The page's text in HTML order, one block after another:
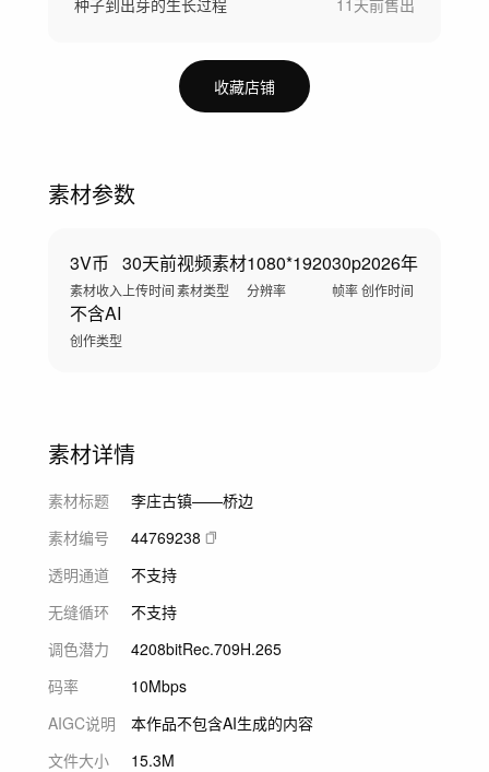
种子到出芽的生长过程 11天前售出
收藏店铺
素材参数
3V币
素材收入
30天前
上传时间
视频素材
素材类型
1080*1920
分辨率
30p
帧率
2026年
创作时间
不含AI
创作类型
素材详情
素材标题
李庄古镇——桥边
素材编号
44769238
透明通道
不支持
无缝循环
不支持
调色潜力
4208bitRec.709H.265
码率
10Mbps
AIGC说明
本作品不包含AI生成的内容
文件大小
15.3M